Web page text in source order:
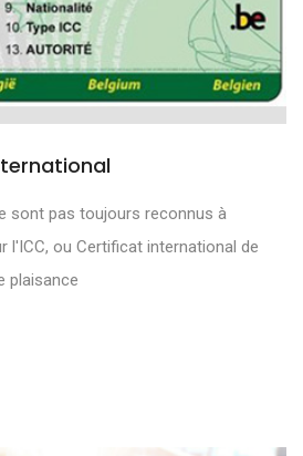
sont pas toujours reconnus à
l'ICC, ou Certificat international de
plaisance